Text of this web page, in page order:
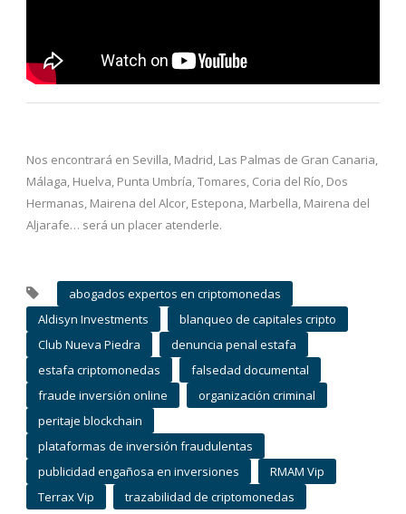
Nos encontrará en Sevilla, Madrid, Las Palmas de Gran Canaria,
Málaga, Huelva, Punta Umbría, Tomares, Coria del Río, Dos
Hermanas, Mairena del Alcor, Estepona, Marbella, Mairena del
Aljarafe… será un placer atenderle.
abogados expertos en criptomonedas
Aldisyn Investments
blanqueo de capitales cripto
Club Nueva Piedra
denuncia penal estafa
estafa criptomonedas
falsedad documental
fraude inversión online
organización criminal
peritaje blockchain
plataformas de inversión fraudulentas
publicidad engañosa en inversiones
RMAM Vip
Terrax Vip
trazabilidad de criptomonedas